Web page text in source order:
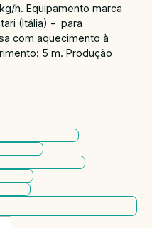
h. Equipamento marca
(Itália) - para
com aquecimento à
5 m. Produção